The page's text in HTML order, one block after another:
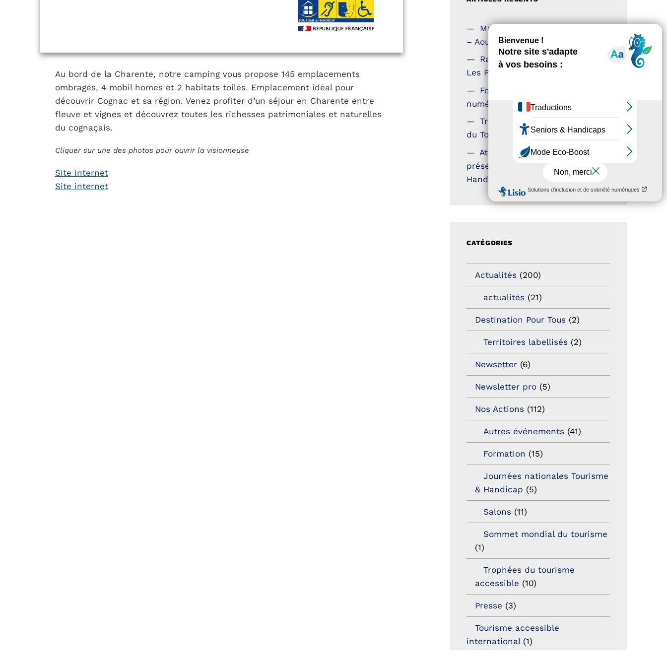
Au bord de la Charente, notre camping vous propose 145 emplacements
ombragés, 4 mobil homes et 2 habitats toilés. Emplacement idéal pour
découvrir Cognac et sa région. Venez profiter d’un séjour en Charente entre
fleuve et vignes et découvrez toutes les richesses patrimoniales et naturelles
du cognaçais.
Cliquer sur une des photos pour ouvrir la visionneuse
Site internet
Site internet
Magazine Tourisme Accessible
– Aout 2026
Rallye Aicha des Gazelles –
Les Petillantes
Formation Communication
numérique
Trophées Horizons – Acteurs
du Tourisme Durable
Atout France – flyer
présentation label Tourisme &
Handicap
CATÉGORIES
Actualités (200)
actualités (21)
Destination Pour Tous (2)
Territoires labellisés (2)
Newsetter (6)
Newsletter pro (5)
Nos Actions (112)
Autres événements (41)
Formation (15)
Journées nationales Tourisme
& Handicap (5)
Salons (11)
Sommet mondial du tourisme
(1)
Trophées du tourisme
accessible (10)
Presse (3)
Tourisme accessible
international(1)